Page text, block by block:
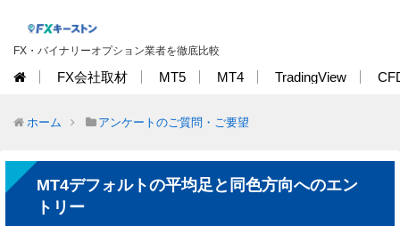
FX・バイナリーオプション業者を徹底比較
FX会社取材 MT5 MT4 TradingView
ホーム アンケートのご質問・ご要望
MT4デフォルトの平均足と同色方向へのエン
トリー